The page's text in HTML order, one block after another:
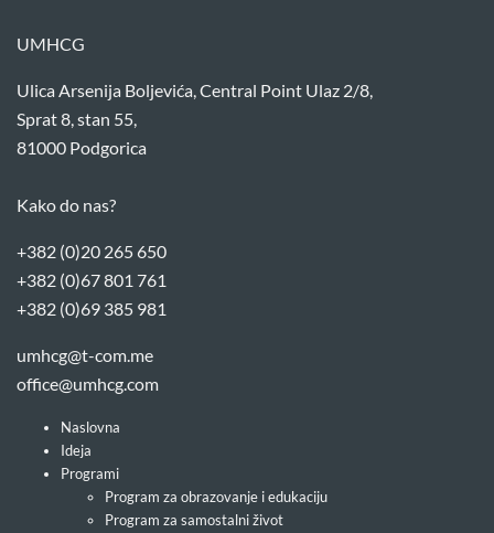
UMHCG
Ulica Arsenija Boljevića, Central Point Ulaz 2/8,
Sprat 8, stan 55,
81000 Podgorica
Kako do nas?
+382 (0)20 265 650
+382 (0)67 801 761
+382 (0)69 385 981
umhcg@t-com.me
office@umhcg.com
Naslovna
Ideja
Programi
Program za obrazovanje i edukaciju
Program za samostalni život